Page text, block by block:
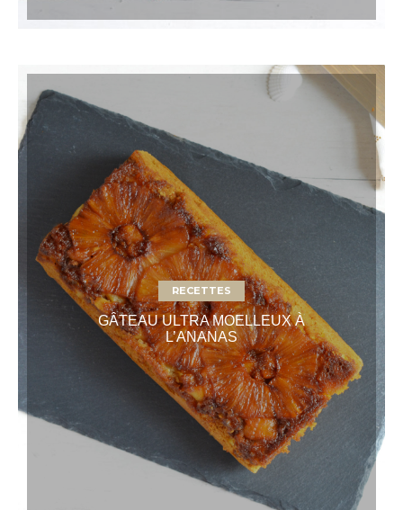
RECETTES
GÂTEAU ULTRA MOELLEUX À
L’ANANAS